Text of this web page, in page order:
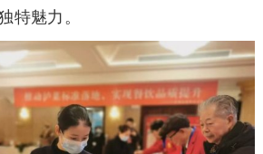
特魅力。